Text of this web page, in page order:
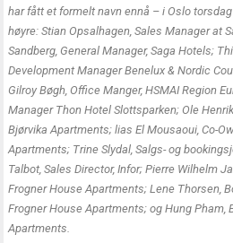
har fått et formelt navn ennå – i Oslo
høyre: Stian Opsalhagen, Sales Manager at
Sandberg, General Manager, Saga Hotels;
Development Manager Benelux & Nordic
Gilroy Bøgh, Office Manger, HSMAI Region
Manager Thon Hotel Slottsparken; Ole
Bjørvika Apartments; lias El Mousaoui, Co-
Apartments; Trine Slydal, Salgs- og
Talbot, Sales Director, Infor; Pierre Wilhelm
Frogner House Apartments; Lene Thorsen,
Frogner House Apartments; og Hung Pham,
Apartments.